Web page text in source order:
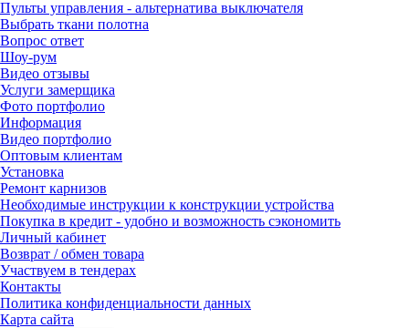
Пульты управления - альтернатива выключателя
Выбрать ткани полотна
Вопрос ответ
Шоу-рум
Видео отзывы
Услуги замерщика
Фото портфолио
Информация
Видео портфолио
Оптовым клиентам
Установка
Ремонт карнизов
Необходимые инструкции к конструкции устройства
Покупка в кредит - удобно и возможность сэкономить
Личный кабинет
Возврат / обмен товара
Участвуем в тендерах
Контакты
Политика конфиденциальности данных
Карта сайта